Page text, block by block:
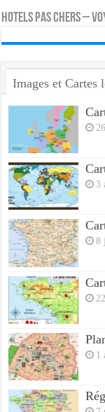
HOTELS PAS CHERS –
Images et Cartes
3
8
1